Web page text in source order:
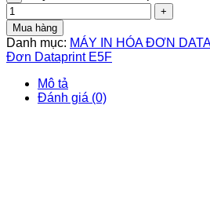
Mua hàng
Danh mục: MÁY IN HÓA ĐƠN
Đơn Dataprint E5F
Mô tả
Đánh giá (0)